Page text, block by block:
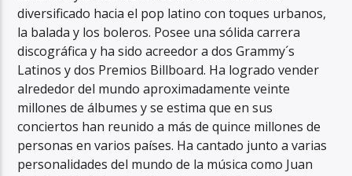
diversificado hacia el pop latino con toques urbanos,
la balada y los boleros. Posee una sólida carrera
discográfica y ha sido acreedor a dos Grammy´s
Latinos y dos Premios Billboard. Ha logrado vender
alrededor del mundo aproximadamente veinte
millones de álbumes y se estima que en sus
conciertos han reunido a más de quince millones de
personas en varios países. Ha cantado junto a varias
personalidades del mundo de la música como Juan